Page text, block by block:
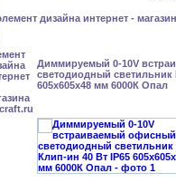
Диммируемый 0-10V
светодиодный светильник
605x605x48 мм 6000К Опал